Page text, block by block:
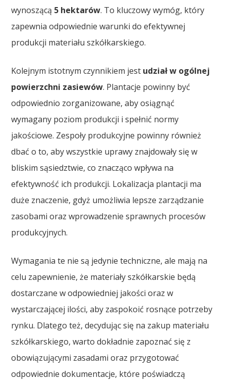
wynoszącą 5 hektarów. To kluczowy wymóg, który
zapewnia odpowiednie warunki do efektywnej
produkcji materiału szkółkarskiego.
Kolejnym istotnym czynnikiem jest udział w ogólnej
powierzchni zasiewów. Plantacje powinny być
odpowiednio zorganizowane, aby osiągnąć
wymagany poziom produkcji i spełnić normy
jakościowe. Zespoły produkcyjne powinny również
dbać o to, aby wszystkie uprawy znajdowały się w
bliskim sąsiedztwie, co znacząco wpływa na
efektywność ich produkcji. Lokalizacja plantacji ma
duże znaczenie, gdyż umożliwia lepsze zarządzanie
zasobami oraz wprowadzenie sprawnych procesów
produkcyjnych.
Wymagania te nie są jedynie techniczne, ale mają na
celu zapewnienie, że materiały szkółkarskie będą
dostarczane w odpowiedniej jakości oraz w
wystarczającej ilości, aby zaspokoić rosnące potrzeby
rynku. Dlatego też, decydując się na zakup materiału
szkółkarskiego, warto dokładnie zapoznać się z
obowiązującymi zasadami oraz przygotować
odpowiednie dokumentacje, które poświadczą